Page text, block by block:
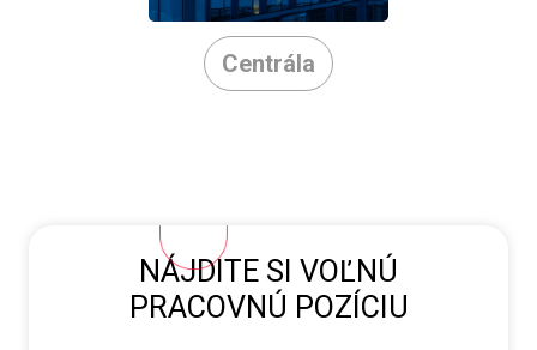
Centrála
NÁJDITE SI VOĽNÚ
PRACOVNÚ POZÍCIU